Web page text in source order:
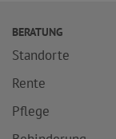
BERATUNG
Standorte
Rente
Pflege